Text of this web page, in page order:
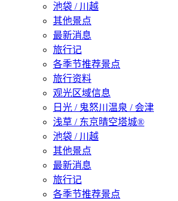
池袋 / 川越
其他景点
最新消息
旅行记
各季节推荐景点
旅行资料
观光区域信息
日光 / 鬼怒川温泉 / 会津
浅草 / 东京晴空塔城®
池袋 / 川越
其他景点
最新消息
旅行记
各季节推荐景点